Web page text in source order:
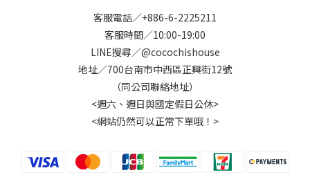
客服電話／+886-6-2225211
客服時間／10:00-19:00
LINE搜尋／@cocochishouse
地址／700台南市中西區正興街12號
（同公司聯絡地址）
<週六、週日與國定假日公休>
<網站仍然可以正常下單哦！>